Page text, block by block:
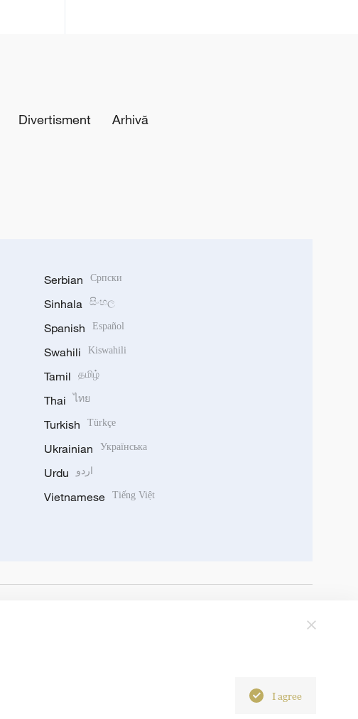
Divertisment Arhivă
Serbian Српски
Sinhala සිංහල
Spanish Español
Swahili Kiswahili
Tamil தமிழ்
Thai ไทย
Turkish Türkçe
Ukrainian Українська
Urdu اردو
Vietnamese Tiếng Việt
I agree